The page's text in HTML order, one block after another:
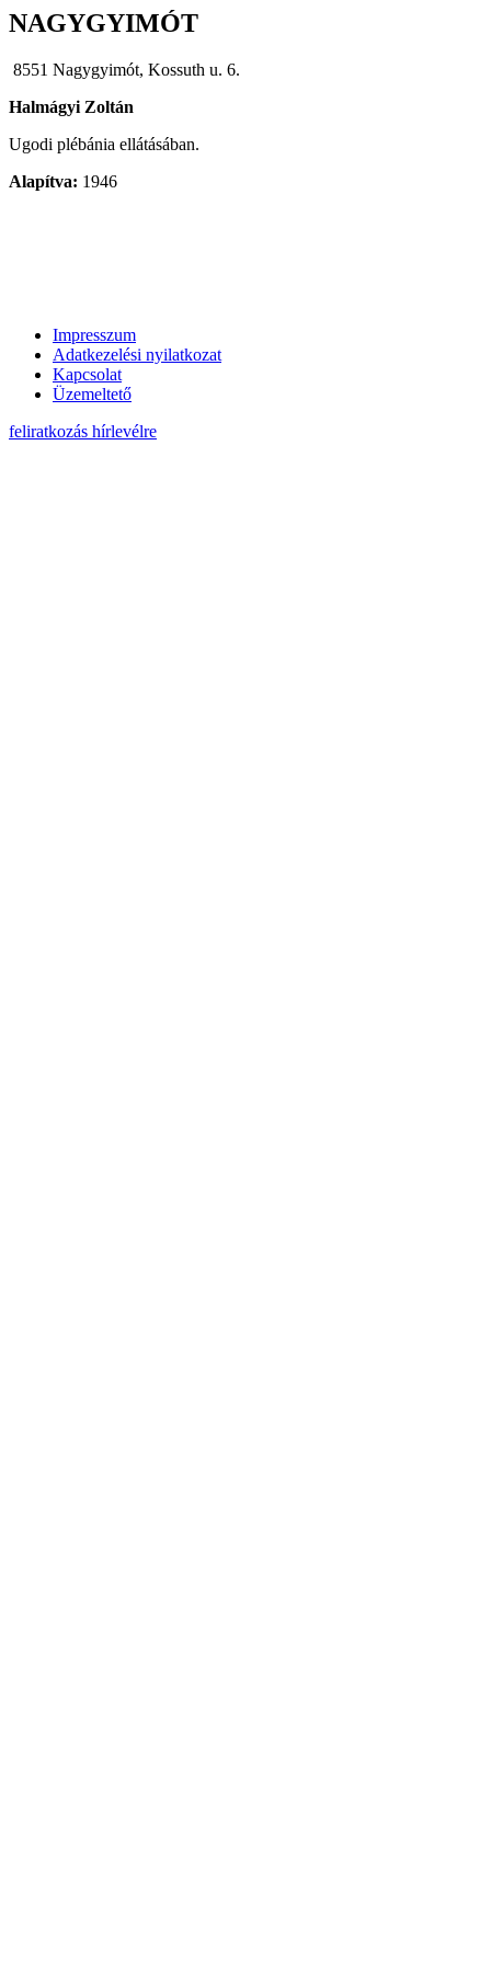
NAGYGYIMÓT
8551 Nagygyimót, Kossuth u. 6.
Halmágyi Zoltán
Ugodi plébánia ellátásában.
Alapítva: 1946
Impresszum
Adatkezelési nyilatkozat
Kapcsolat
Üzemeltető
feliratkozás hírlevélre